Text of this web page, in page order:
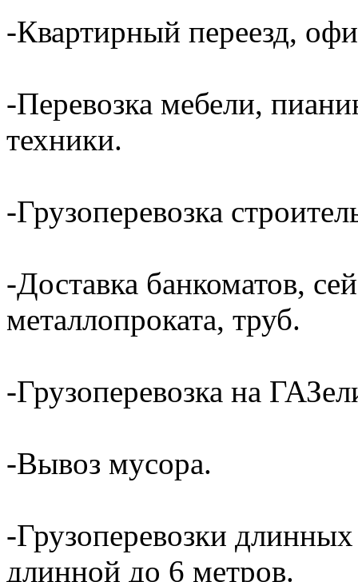
-Квартирный переезд,
-Перевозка мебели,
техники.
-Грузоперевозка
-Доставка банкоматов,
металлопроката, труб.
-Грузоперевозка на
-Вывоз мусора.
-Грузоперевозки
длинной до 6 метров.